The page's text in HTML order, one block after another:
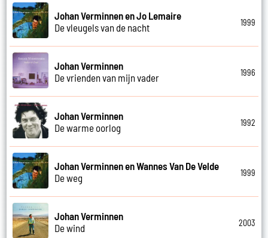
Johan Verminnen en Jo Lemaire
De vleugels van de nacht
1999
Johan Verminnen
De vrienden van mijn vader
1996
Johan Verminnen
De warme oorlog
1992
Johan Verminnen en Wannes Van De Velde
De weg
1999
Johan Verminnen
De wind
2003